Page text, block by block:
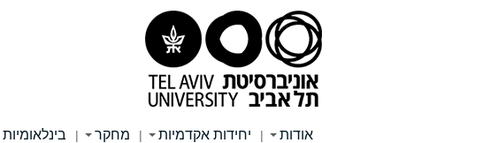
אודות | יחידות אקדמיות | מחקר | בינלאומיות